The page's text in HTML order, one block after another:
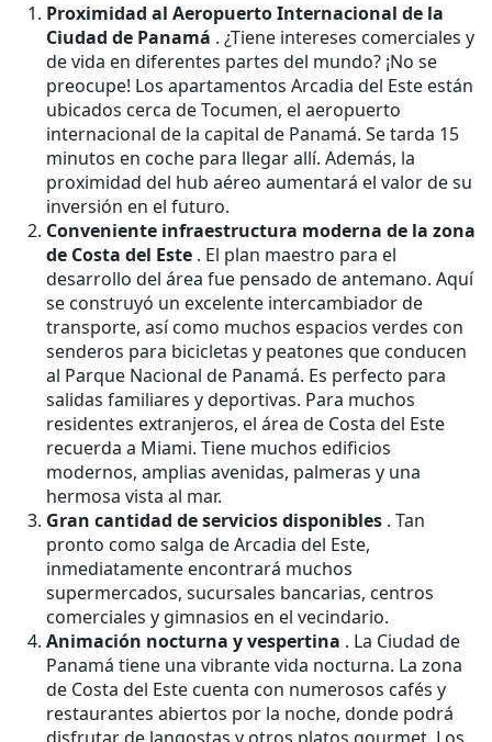
Proximidad al Aeropuerto Internacional de la
Ciudad de Panamá . ¿Tiene intereses comerciales y
de vida en diferentes partes del mundo? ¡No se
preocupe! Los apartamentos Arcadia del Este están
ubicados cerca de Tocumen, el aeropuerto
internacional de la capital de Panamá. Se tarda 15
minutos en coche para llegar allí. Además, la
proximidad del hub aéreo aumentará el valor de su
inversión en el futuro.
Conveniente infraestructura moderna de la zona
de Costa del Este . El plan maestro para el
desarrollo del área fue pensado de antemano. Aquí
se construyó un excelente intercambiador de
transporte, así como muchos espacios verdes con
senderos para bicicletas y peatones que conducen
al Parque Nacional de Panamá. Es perfecto para
salidas familiares y deportivas. Para muchos
residentes extranjeros, el área de Costa del Este
recuerda a Miami. Tiene muchos edificios
modernos, amplias avenidas, palmeras y una
hermosa vista al mar.
Gran cantidad de servicios disponibles . Tan
pronto como salga de Arcadia del Este,
inmediatamente encontrará muchos
supermercados, sucursales bancarias, centros
comerciales y gimnasios en el vecindario.
Animación nocturna y vespertina . La Ciudad de
Panamá tiene una vibrante vida nocturna. La zona
de Costa del Este cuenta con numerosos cafés y
restaurantes abiertos por la noche, donde podrá